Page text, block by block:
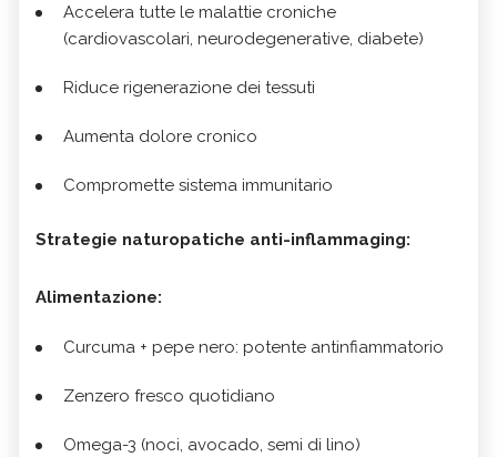
Accelera tutte le malattie croniche
(cardiovascolari, neurodegenerative, diabete)
Riduce rigenerazione dei tessuti
Aumenta dolore cronico
Compromette sistema immunitario
Strategie naturopatiche anti-inflammaging:
Alimentazione:
Curcuma + pepe nero: potente antinfiammatorio
Zenzero fresco quotidiano
Omega-3 (noci, avocado, semi di lino)